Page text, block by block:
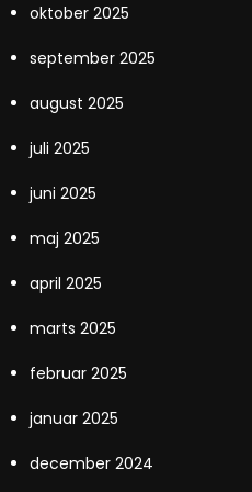
oktober 2025
september 2025
august 2025
juli 2025
juni 2025
maj 2025
april 2025
marts 2025
februar 2025
januar 2025
december 2024